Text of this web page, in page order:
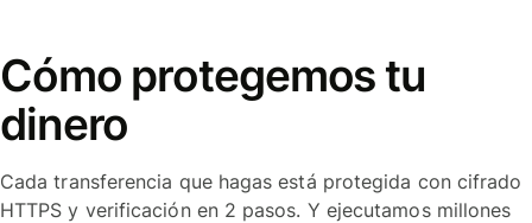
Cómo protegemos tu
dinero
Cada transferencia que hagas está protegida con cifrado
HTTPS y verificación en 2 pasos. Y ejecutamos millones